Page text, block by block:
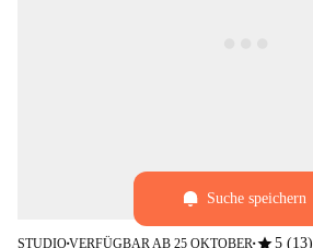
STUDIO■VERFÜGBAR AB 25 OKTOBER ■ 5 (13)
Suche speichern